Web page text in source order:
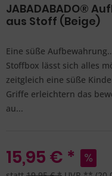
JABADABADO®
aus Stoff (Beige)
Eine süße
Stoffbox lässt sich alles
zeitgleich eine süße
Griffe erleichtern das
au...
15,95 € *